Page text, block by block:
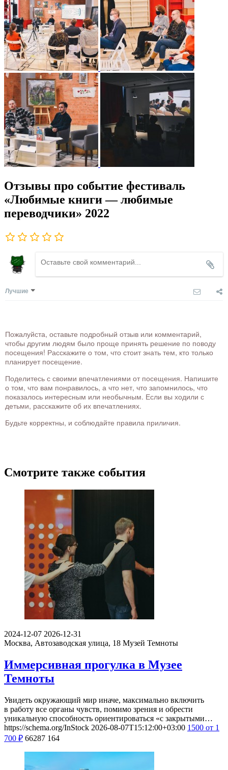
Отзывы про событие фестиваль
«Любимые книги — любимые
переводчики» 2022
Лучшие
Пожалуйста, оставьте подробный отзыв или комментарий,
чтобы другим людям было проще принять решение по поводу
посещения! Расскажите о том, что стоит знать тем, кто только
планирует посещение.
Поделитесь с своими впечатлениями от посещения. Напишите
о том, что вам понравилось, а что нет, что запомнилось, что
показалось интересным или необычным. Если вы ходили с
детьми, расскажите об их впечатлениях.
Будьте корректны, и соблюдайте правила приличия.
Смотрите также события
2024-12-07 2026-12-31
Москва, Автозаводская улица, 18 Музей Темноты
Иммерсивная прогулка в Музее
Темноты
Увидеть окружающий мир иначе, максимально включить
в работу все органы чувств, помимо зрения и обрести
уникальную способность ориентироваться «с закрытыми…
https://schema.org/InStock 2026-08-07T15:12:00+03:00 1500 от 1
700 ₽ 66287 164